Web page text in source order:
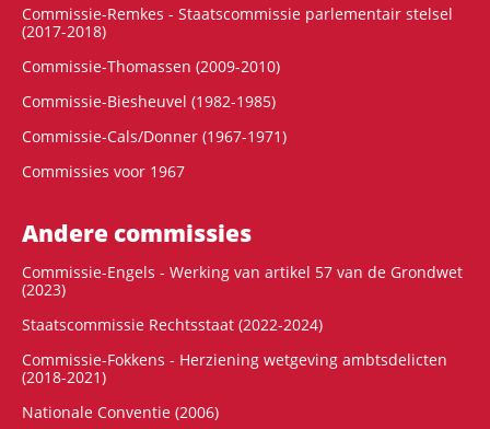
Commissie-Remkes - Staatscommissie parlementair stelsel
(2017-2018)
Commissie-Thomassen (2009-2010)
Commissie-Biesheuvel (1982-1985)
Commissie-Cals/Donner (1967-1971)
Commissies voor 1967
Andere commissies
Commissie-Engels - Werking van artikel 57 van de Grondwet
(2023)
Staatscommissie Rechtsstaat (2022-2024)
Commissie-Fokkens - Herziening wetgeving ambtsdelicten
(2018-2021)
Nationale Conventie (2006)